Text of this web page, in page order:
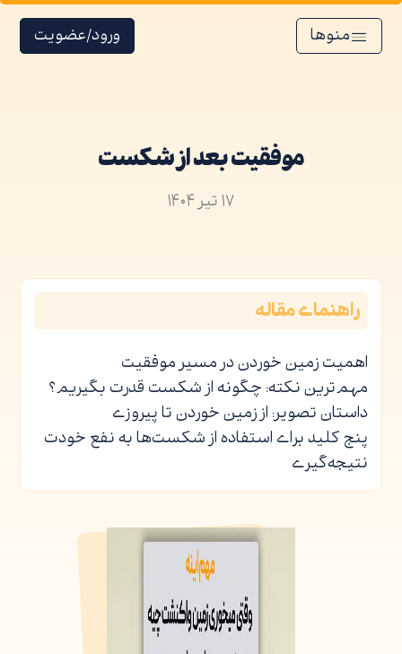
منوها ورود/عضویت
موفقیت بعد از شکست
۱۷ تیر ۱۴۰۴
راهنمای مقاله
اهمیت زمین خوردن در مسیر موفقیت
مهم‌ترین نکته: چگونه از شکست قدرت بگیریم؟
داستان تصویر: از زمین خوردن تا پیروزی
پنج کلید برای استفاده از شکست‌ها به نفع خودت
نتیجه‌گیری